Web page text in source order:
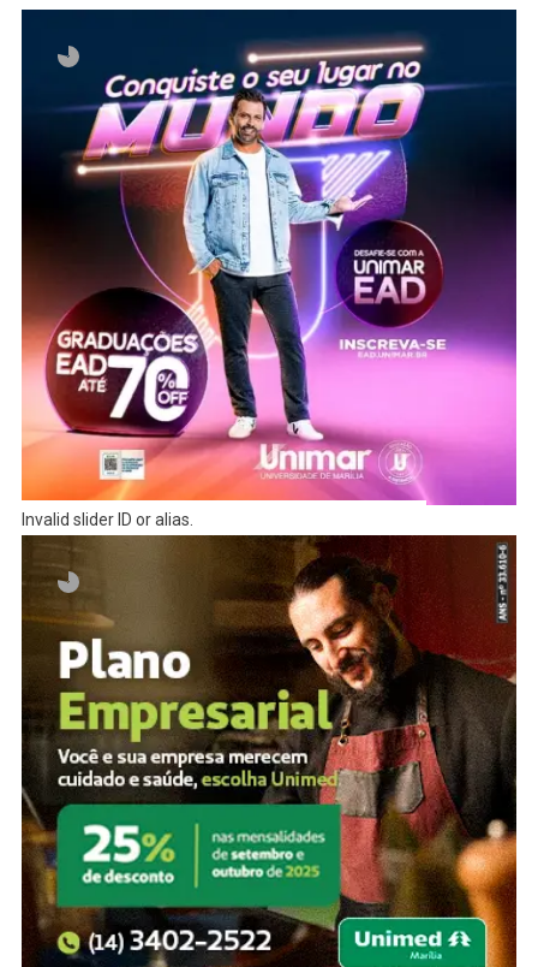
Invalid slider ID or alias.